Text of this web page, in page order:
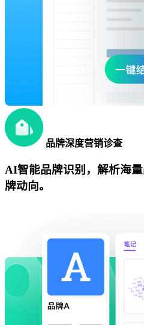
品牌深度营销诊查
AI智能品牌识别，解析海
牌动向。